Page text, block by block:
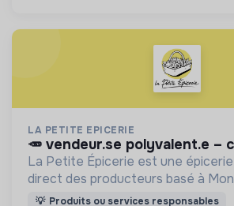
LA PETITE EPICERIE
🥕 vendeur.se polyvalent.e –
La Petite Épicerie est une
direct des producteurs basé à
2017.
💡 Produits ou services responsables